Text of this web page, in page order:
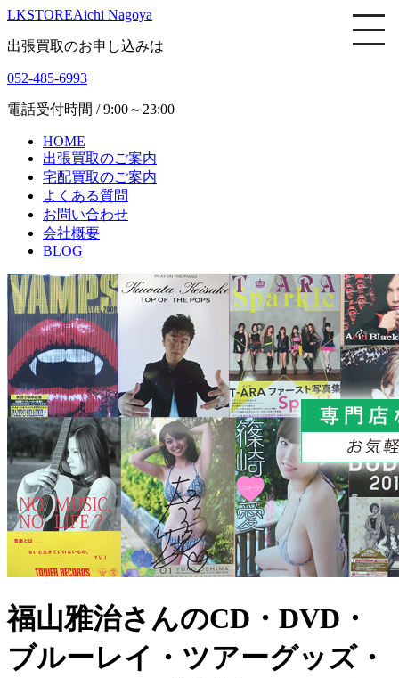
LKSTOREAichi Nagoya
出張買取のお申し込みは
052-485-6993
電話受付時間 / 9:00～23:00
HOME
出張買取のご案内
宅配買取のご案内
よくある質問
お問い合わせ
会社概要
BLOG
福山雅治さんのCD・DVD・
ブルーレイ・ツアーグッズ・